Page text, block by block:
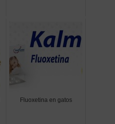
Fluoxetina en gatos